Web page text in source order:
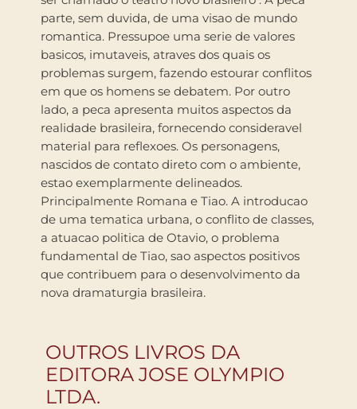
parte, sem duvida, de uma visao de mundo
romantica. Pressupoe uma serie de valores
basicos, imutaveis, atraves dos quais os
problemas surgem, fazendo estourar conflitos
em que os homens se debatem. Por outro
lado, a peca apresenta muitos aspectos da
realidade brasileira, fornecendo consideravel
material para reflexoes. Os personagens,
nascidos de contato direto com o ambiente,
estao exemplarmente delineados.
Principalmente Romana e Tiao. A introducao
de uma tematica urbana, o conflito de classes,
a atuacao politica de Otavio, o problema
fundamental de Tiao, sao aspectos positivos
que contribuem para o desenvolvimento da
nova dramaturgia brasileira.
OUTROS LIVROS DA
EDITORA JOSE OLYMPIO
LTDA.